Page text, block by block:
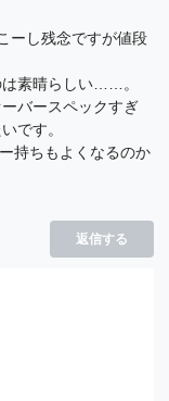
ーし残念ですが値段
は素晴らしい……。
バースペックすぎ
です。
持ちもよくなるのか
返信する